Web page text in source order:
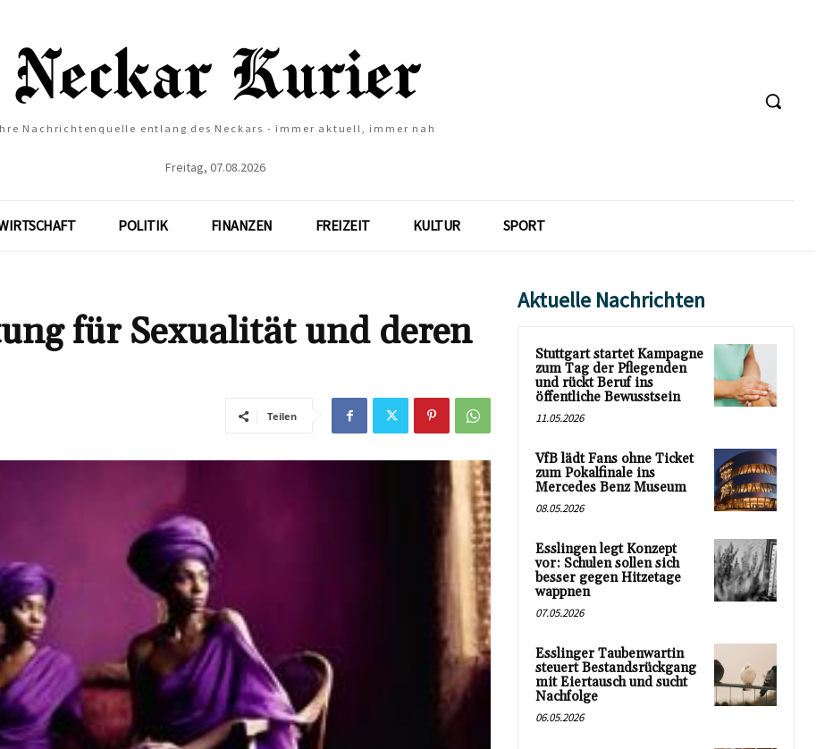
Nachrichtenquelle entlang des Neckars - immer aktuell, immer nah
Freitag, 07.08.2026
POLITIK FINANZEN FREIZEIT KULTUR SPORT
für Sexualität und deren
Teilen
Aktuelle Nachrichten
Stuttgart startet Kampagne
zum Tag der Pflegenden
und rückt Beruf ins
öffentliche Bewusstsein
11.05.2026
VfB lädt Fans ohne Ticket
zum Pokalfinale ins
Mercedes Benz Museum
08.05.2026
Esslingen legt Konzept
vor: Schulen sollen sich
besser gegen Hitzetage
wappnen
07.05.2026
Esslinger Taubenwartin
steuert Bestandsrückgang
mit Eiertausch und sucht
Nachfolge
06.05.2026